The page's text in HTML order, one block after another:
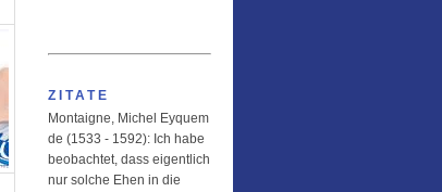
ZITATE
Montaigne, Michel Eyquem
de (1533 - 1592): Ich habe
beobachtet, dass eigentlich
nur solche Ehen in die